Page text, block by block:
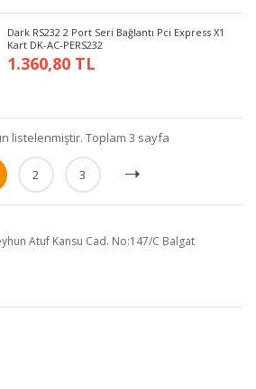
Dark RS232 2 Port Seri Bağlantı Pci Express X1
Kart DK-AC-PERS232
1.360,80 TL
listelenmiştir. Toplam 3 sayfa
2 3
Atuf Kansu Cad. No:147/C Balgat